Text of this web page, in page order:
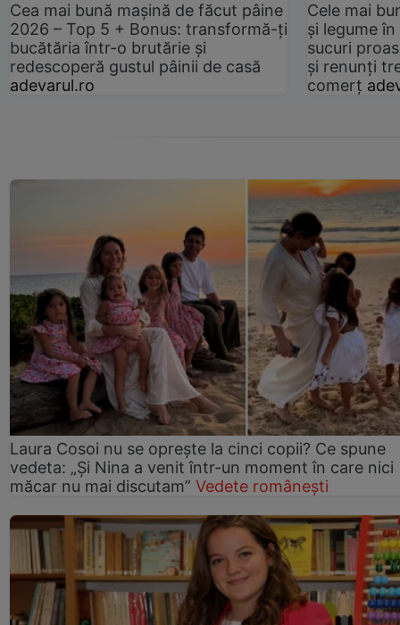
Cea mai bună mașină de făcut pâine
2026 – Top 5 + Bonus: transformă-ți
bucătăria într-o brutărie și
redescoperă gustul pâinii de casă
adevarul.ro
Cele mai
și legume
sucuri
și renunți
comerț
Laura Cosoi nu se oprește la cinci copii? Ce spune
vedeta: „Și Nina a venit într-un moment în care nici
măcar nu mai discutam” Vedete românești